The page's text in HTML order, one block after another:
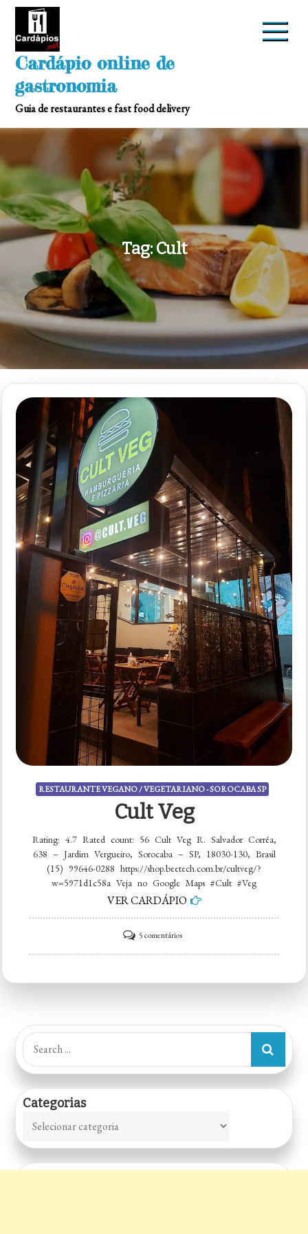
Skip
Cardápio online de
gastronomia
Guia de restaurantes e fast food delivery
Tag:Cult
RESTAURANTE VEGANO / VEGETARIANO - SOROCABA SP
Cult Veg
Rating: 4.7 Rated count: 56 Cult Veg R. Salvador Corrêa,
638 – Jardim Vergueiro, Sorocaba – SP, 18030-130, Brasil
(15) 99646-0288 https://shop.beetech.com.br/cultveg/?
w=5971d1c58a Veja no Google Maps #Cult #Veg
VER CARDÁPIO
5 comentáriosem
Cult
Search
for:
Categorias
Categorias